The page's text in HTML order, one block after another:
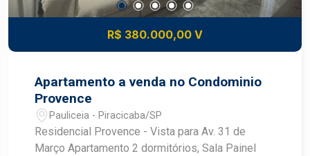
R$ 380.000,00 V
Apartamento a venda no Condominio
Provence
Pauliceia - Piracicaba/SP
Residencial Provence - Vista para Av. 31 de
Março Apartamento 2 dormitórios, Sala Painel